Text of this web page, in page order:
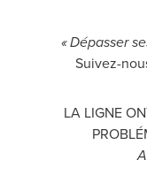
« Dépasser
Suivez-
LA LIGNE